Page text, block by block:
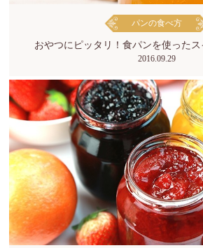
パンの食べ方
おやつにピッタリ！食パンを使った
2016.09.29